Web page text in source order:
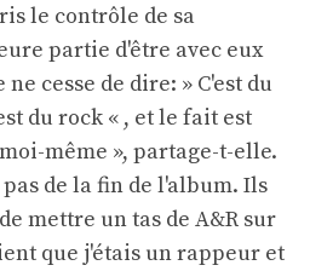
le contrôle de sa
partie d'être avec eux
cesse de dire: » C'est du
du rock « , et le fait est
même », partage-t-elle.
de la fin de l'album. Ils
mettre un tas de A&R sur
que j'étais un rappeur et